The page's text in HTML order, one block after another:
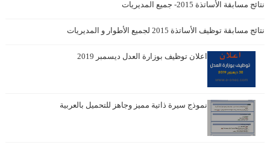
نتائج مسابقة الأساتذة 2015- جميع المديريات
نتائج مسابقة توظيف الأساتذة 2015 لجميع الأطوار و المديريات
اعلان توظيف بوزارة العدل ديسمبر 2019
نموذج سيرة ذاتية مميز وجاهز للتحميل بالعربية